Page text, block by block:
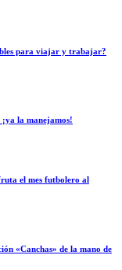
para viajar y trabajar?
la manejamos!
el mes futbolero al
«Canchas» de la mano de